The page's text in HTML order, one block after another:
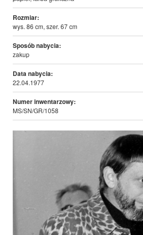
Rozmiar:
wys. 86 cm, szer. 67 cm
Sposób nabycia:
zakup
Data nabycia:
22.04.1977
Numer inwentarzowy:
MS/SN/GR/1058